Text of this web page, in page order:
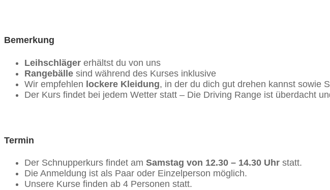
Bemerkung
Leihschläger erhältst du von uns
Rangebälle sind während des Kurses inklusive
Wir empfehlen lockere Kleidung, in der du dich gut drehen kannst sowie
Der Kurs findet bei jedem Wetter statt – Die Driving Range ist überdacht
Termin
Der Schnupperkurs findet am Samstag von 12.30 – 14.30 Uhr statt.
Die Anmeldung ist als Paar oder Einzelperson möglich.
Unsere Kurse finden ab 4 Personen statt.